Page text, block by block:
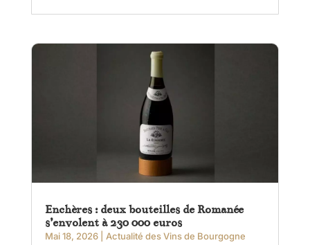
Enchères : deux bouteilles de Romanée
s’envolent à 230 000 euros
Mai 18, 2026| Actualité des Vins de Bourgogne